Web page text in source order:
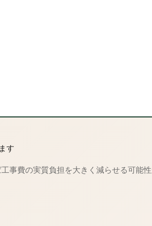
す
費の実質負担を大きく減らせる可能性